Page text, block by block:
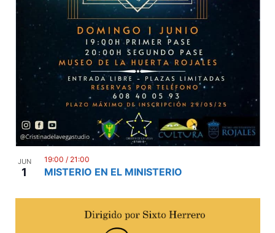
JUN
1 MISTERIO EN EL MINISTERIO
19:00 / 21:00